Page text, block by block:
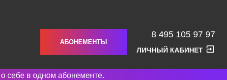
АБОНЕМЕНТЫ
8 495 105 97 97
ЛИЧНЫЙ КАБИНЕТ
себе в одном абонементе.